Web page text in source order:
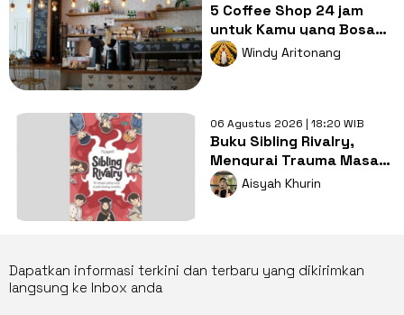
5 Coffee Shop 24 jam
untuk Kamu yang Bosan
Nugas di Kos
Windy Aritonang
06 Agustus 2026 | 18:20 WIB
Buku Sibling Rivalry,
Mengurai Trauma Masa
Kecil dan Persaingan
Antarsaudara
Aisyah Khurin
Dapatkan informasi terkini dan terbaru yang dikirimkan
langsung ke Inbox anda